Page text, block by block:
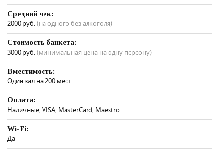
Средний чек:
2000 руб.(на одного без алкоголя)
Стоимость банкета:
3000 руб.(минимальная цена на одну персону)
Вместимость:
Один зал на 200 мест
Оплата:
Наличные, VISA, MasterCard, Maestro
Wi-Fi:
Да